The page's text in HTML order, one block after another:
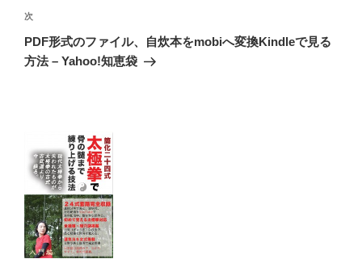
ビ
ゲ
ー
稿
次
の
投
次
PDF形式のファイル、自炊本をmobiへ変換Kindleで見る
方法 – Yahoo!知恵袋